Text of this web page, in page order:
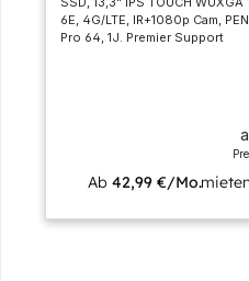
6E, 4G/LTE, IR+1080p Cam,
Pro 64, 1J. Premier Support
Ab42,99 €/Mo.